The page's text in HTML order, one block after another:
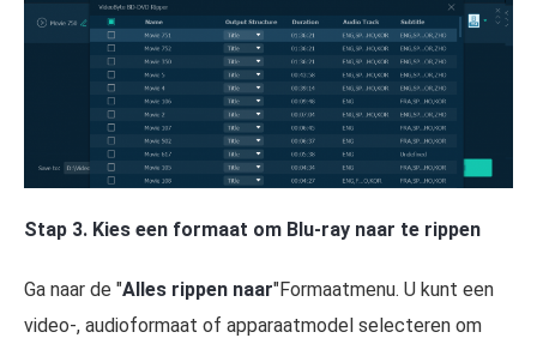
Stap 3. Kies een formaat om Blu-ray naar te rippen
Ga naar de "Alles rippen naar"Formaatmenu. U kunt een
video-, audioformaat of apparaatmodel selecteren om